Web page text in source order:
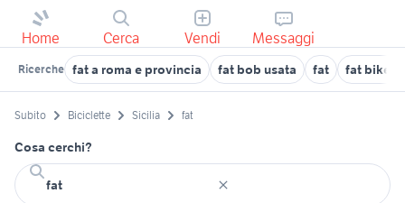
Home Cerca Vendi Messaggi
Ricerche fat a roma e provincia fat bob usata fat fat bike
Subito Biciclette Sicilia fat
Cosa cerchi?